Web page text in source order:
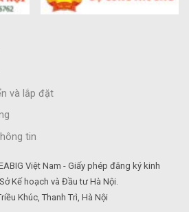
và lắp đặt
tin
Việt Nam - Giấy phép đăng ký kinh
Kế hoạch và Đầu tư Hà Nội.
Khúc, Thanh Trì, Hà Nội